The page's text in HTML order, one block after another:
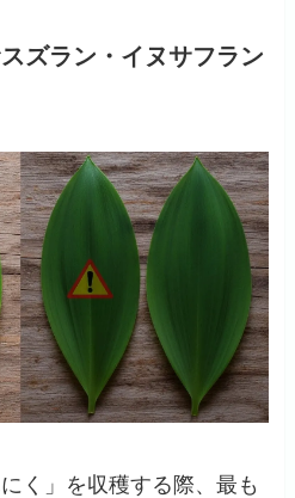
ズラン・イヌサフラン
く」を収穫する際、最も